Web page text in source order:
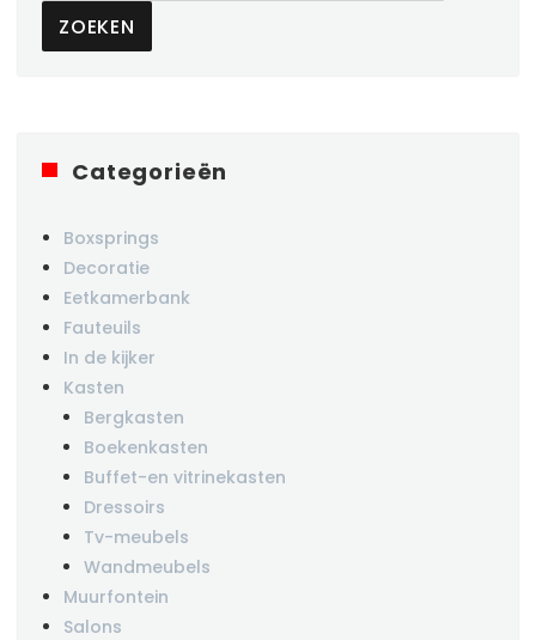
ZOEKEN
Categorieën
Boxsprings
Decoratie
Eetkamerbank
Fauteuils
In de kijker
Kasten
Bergkasten
Boekenkasten
Buffet-en vitrinekasten
Dressoirs
Tv-meubels
Wandmeubels
Muurfontein
Salons